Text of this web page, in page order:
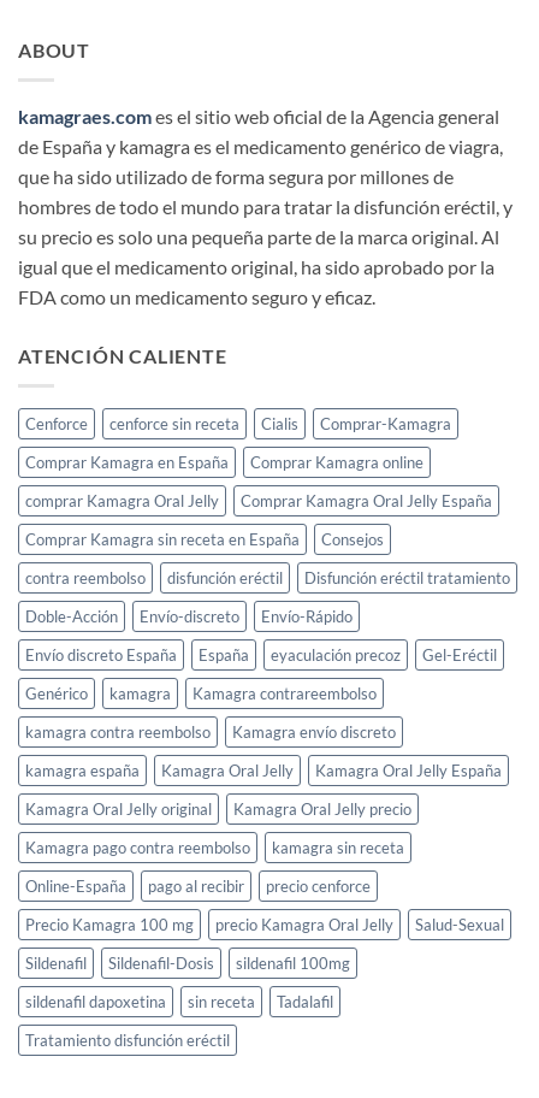
ABOUT
kamagraes.comes el sitio web oficial de la Agencia general
de España y kamagra es el medicamento genérico de viagra,
que ha sido utilizado de forma segura por millones de
hombres de todo el mundo para tratar la disfunción eréctil, y
su precio es solo una pequeña parte de la marca original. Al
igual que el medicamento original, ha sido aprobado por la
FDA como un medicamento seguro y eficaz.
ATENCIÓN CALIENTE
Cenforce cenforce sin receta Cialis
Comprar-Kamagra
Comprar Kamagra en España
Comprar Kamagra online
comprar Kamagra Oral Jelly
Comprar Kamagra Oral Jelly España
Comprar Kamagra sin receta en España
Consejos
contra reembolso
disfunción eréctil
Disfunción eréctil tratamiento
Doble-Acción
Envío-discreto
Envío-Rápido
Envío discreto España
España eyaculación precoz
Gel-Eréctil
Genérico
kamagra
Kamagra contrareembolso
kamagra contra reembolso
Kamagra envío discreto
kamagra españa
Kamagra Oral Jelly
Kamagra Oral Jelly España
Kamagra Oral Jelly original
Kamagra Oral Jelly precio
Kamagra pago contra reembolso
kamagra sin receta
Online-España
pago al recibir
precio cenforce
Precio Kamagra 100 mg
precio Kamagra Oral Jelly
Salud-Sexual
Sildenafil
Sildenafil-Dosis
sildenafil 100mg
sildenafil dapoxetina
sin receta
Tadalafil
Tratamiento disfunción eréctil